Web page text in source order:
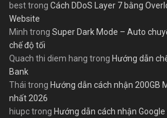
besttrong Cách DDoS Layer 7 bằng
Website
Minh trong Super Dark Mode – Auto
chế độ tối
Quach thi diem hang trong Hướng dẫn
Bank
Thái trong Hướng dẫn cách nhận 200GB
nhất 2026
hiupctrong Hướng dẫn cách nhận